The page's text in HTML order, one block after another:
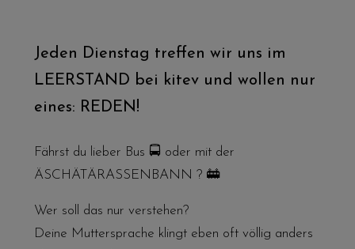
Jeden Dienstag treffen wir uns im
LEERSTAND bei kitev und wollen nur
eines: REDEN!
Fährst du lieber Bus 🚍 oder mit der
ÄSCHÄTÄRASSENBANN ? 🚋
Wer soll das nur verstehen?
Deine Muttersprache klingt eben oft völlig anders